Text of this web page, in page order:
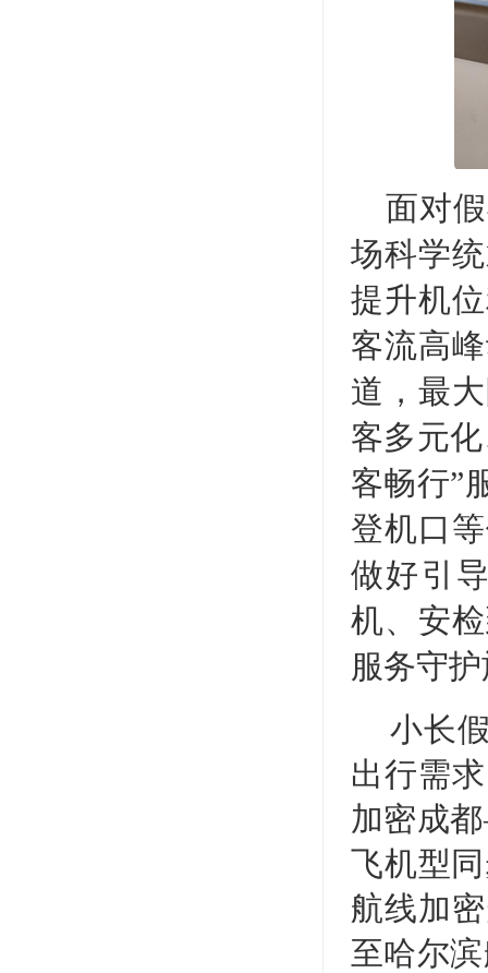
面对
场科学
提升机
客流高
道，最
客多元
客畅行”
登机口
做好引
机、安
服务守
小长
出行需
加密成
飞机型
航线加
至哈尔